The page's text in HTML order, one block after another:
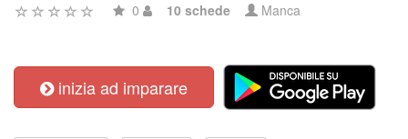
0 10 schede Manca
inizia ad imparare